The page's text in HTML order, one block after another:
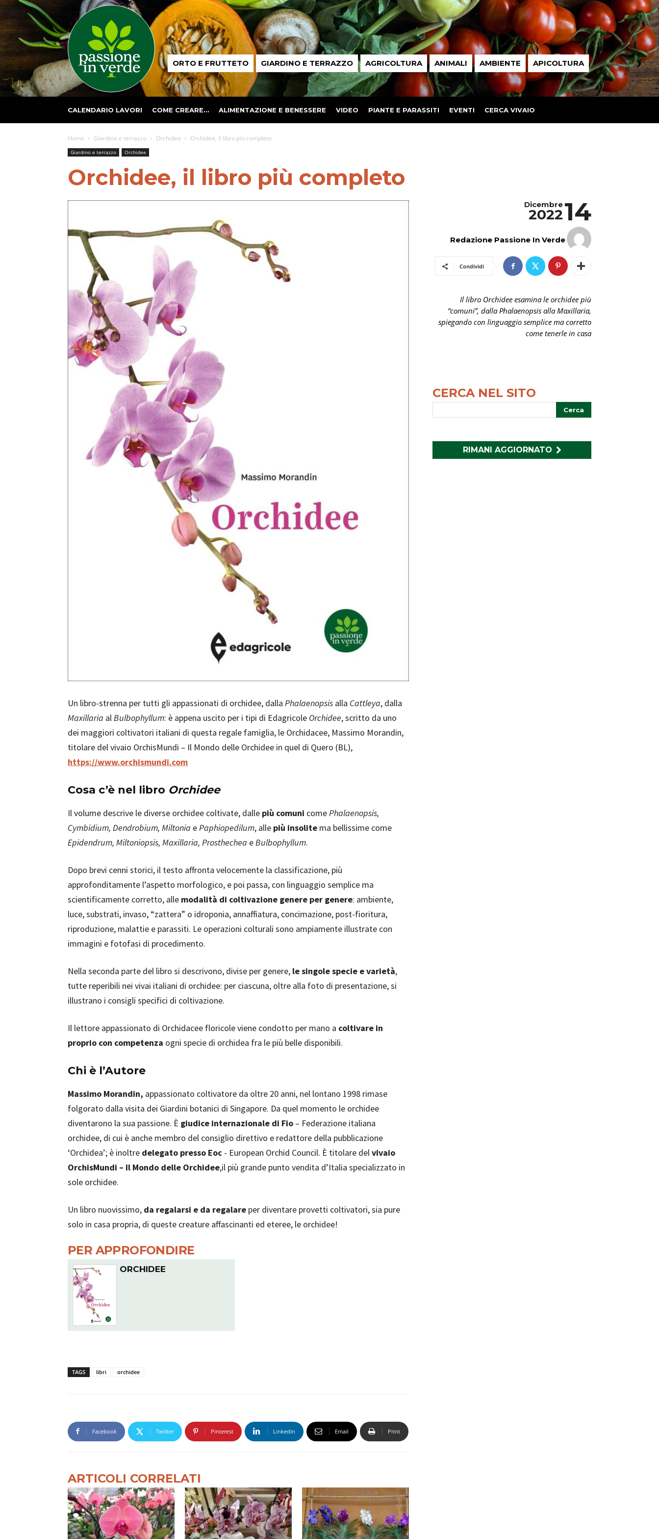
Passione
in ORTO E FRUTTETO GIARDINO E TERRAZZO AGRICOLTURA ANIMALI AMBIENTE APICOLTURA
CALENDARIO LAVORI COME CREARE… ALIMENTAZIONE E BENESSERE VIDEO PIANTE E PARASSITI EVENTI CERCA VIVAIO
Home Giardino e terrazzo Orchidee Orchidee, il libro più completo
Giardino e terrazzo Orchidee
Orchidee, il libro più completo
Un libro-strenna per tutti gli appassionati di orchidee, dalla Phalaenopsis alla Cattleya, dalla
Maxillaria alBulbophyllum: è appena uscito per i tipi di Edagricole Orchidee, scritto da uno
dei maggiori coltivatori italiani di questa regale famiglia, le Orchidacee, Massimo Morandin,
titolare del vivaio OrchisMundi – Il Mondo delle Orchidee in quel di Quero (BL),
https://www.orchismundi.com
Cosa c’è nel libro Orchidee
Il volume descrive le diverse orchidee coltivate, dalle più comuni comePhalaenopsis,
Cymbidium, Dendrobium, Miltonia ePaphiopedilum, alle più insolite ma bellissime come
Epidendrum, Miltoniopsis, Maxillaria, Prosthechea eBulbophyllum.
Dopo brevi cenni storici, il testo affronta velocemente la classificazione, più
approfonditamente l’aspetto morfologico, e poi passa, con linguaggio semplice ma
scientificamente corretto, alle modalità di coltivazione genere per genere: ambiente,
luce, substrati, invaso, “zattera” o idroponia, annaffiatura, concimazione, post-fioritura,
riproduzione, malattie e parassiti. Le operazioni colturali sono ampiamente illustrate con
immagini e fotofasi di procedimento.
Nella seconda parte del libro si descrivono, divise per genere, le singole specie e varietà,
tutte reperibili nei vivai italiani di orchidee: per ciascuna, oltre alla foto di presentazione, si
illustrano i consigli specifici di coltivazione.
Il lettore appassionato di Orchidacee floricole viene condotto per mano a coltivare in
proprio con competenza ogni specie di orchidea fra le più belle disponibili.
Chi è l’Autore
Massimo Morandin, appassionato coltivatore da oltre 20 anni, nel lontano 1998 rimase
folgorato dalla visita dei Giardini botanici di Singapore. Da quel momento le orchidee
diventarono la sua passione. È giudice internazionale di Fio – Federazione italiana
orchidee, di cui è anche membro del consiglio direttivo e redattore della pubblicazione
‘Orchidea’; è inoltre delegato presso Eoc - European Orchid Council. È titolare delvivaio
OrchisMundi – Il Mondo delle Orchidee,il più grande punto vendita d’Italia specializzato in
sole orchidee.
Un libro nuovissimo, da regalarsi e da regalare per diventare provetti coltivatori, sia pure
solo in casa propria, di queste creature affascinanti ed eteree, le orchidee!
PER APPROFONDIRE
ORCHIDEE
TAGS libri orchidee
Facebook Twitter Pinterest Linkedin Email Print
ARTICOLI CORRELATI
14
Dicembre
2022
Redazione Passione In Verde
Condividi
Il libro Orchidee esamina le orchidee più
“comuni”, dalla Phalaenopsis alla Maxillaria,
spiegando con linguaggio semplice ma corretto
come tenerle in casa
CERCA NEL SITO
RIMANI AGGIORNATO